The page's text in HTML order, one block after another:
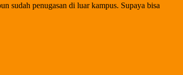
sudah penugasan di luar kampus. Supaya bisa